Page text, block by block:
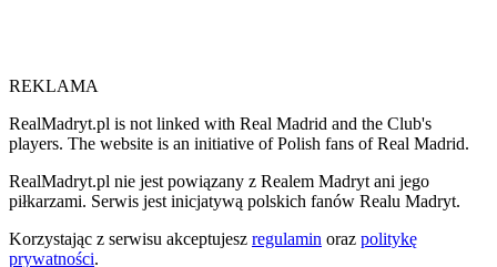
REKLAMA
RealMadryt.pl is not linked with Real Madrid and the Club's
players. The website is an initiative of Polish fans of Real Madrid.
RealMadryt.pl nie jest powiązany z Realem Madryt ani jego
piłkarzami. Serwis jest inicjatywą polskich fanów Realu Madryt.
Korzystając z serwisu akceptujesz regulamin oraz politykę
prywatności.